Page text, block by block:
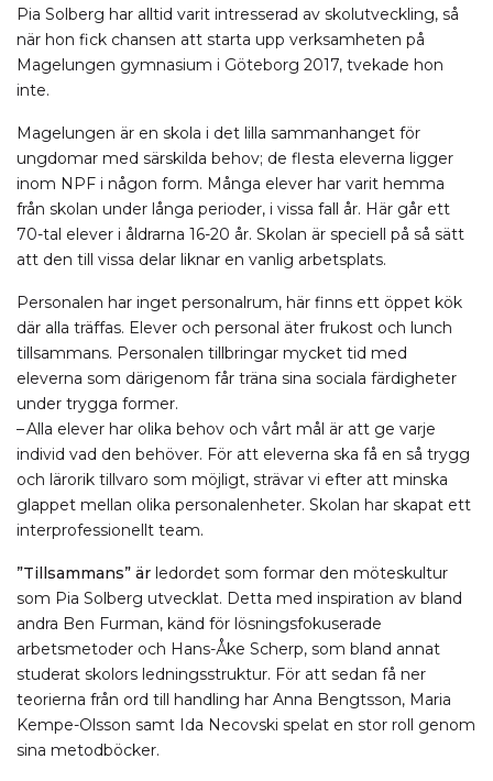
Pia Solberg har alltid varit intresserad av skolutveckling, så
när hon fick chansen att starta upp verksamheten på
Magelungen gymnasium i Göteborg 2017, tvekade hon
inte.
Magelungen är en skola i det lilla sammanhanget för
ungdomar med särskilda behov; de flesta eleverna ligger
inom NPF i någon form. Många elever har varit hemma
från skolan under långa perioder, i vissa fall år. Här går ett
70-tal elever i åldrarna 16-20 år. Skolan är speciell på så sätt
att den till vissa delar liknar en vanlig arbetsplats.
Personalen har inget personalrum, här finns ett öppet kök
där alla träffas. Elever och personal äter frukost och lunch
tillsammans. Personalen tillbringar mycket tid med
eleverna som därigenom får träna sina sociala färdigheter
under trygga former.
– Alla elever har olika behov och vårt mål är att ge varje
individ vad den behöver. För att eleverna ska få en så trygg
och lärorik tillvaro som möjligt, strävar vi efter att minska
glappet mellan olika personalenheter. Skolan har skapat ett
interprofessionellt team.
”Tillsammans” är ledordet som formar den möteskultur
som Pia Solberg utvecklat. Detta med inspiration av bland
andra Ben Furman, känd för lösningsfokuserade
arbetsmetoder och Hans-Åke Scherp, som bland annat
studerat skolors ledningsstruktur. För att sedan få ner
teorierna från ord till handling har Anna Bengtsson, Maria
Kempe-Olsson samt Ida Necovski spelat en stor roll genom
sina metodböcker.